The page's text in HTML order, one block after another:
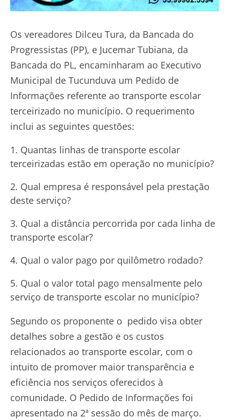
Os vereadores Dilceu Tura, da Bancada do
Progressistas (PP), e Jucemar Tubiana, da
Bancada do PL, encaminharam ao Executivo
Municipal de Tucunduva um Pedido de
Informações referente ao transporte escolar
terceirizado no município. O requerimento
inclui as seguintes questões:
Quantas linhas de transporte escolar
terceirizadas estão em operação no município?
Qual empresa é responsável pela prestação
deste serviço?
Qual a distância percorrida por cada linha de
transporte escolar?
Qual o valor pago por quilômetro rodado?
Qual o valor total pago mensalmente pelo
serviço de transporte escolar no município?
Segundo os proponente o pedido visa obter
detalhes sobre a gestão e os custos
relacionados ao transporte escolar, com o
intuito de promover maior transparência e
eficiência nos serviços oferecidos à
comunidade. O Pedido de Informações foi
apresentado na 2ª sessão do mês de março.